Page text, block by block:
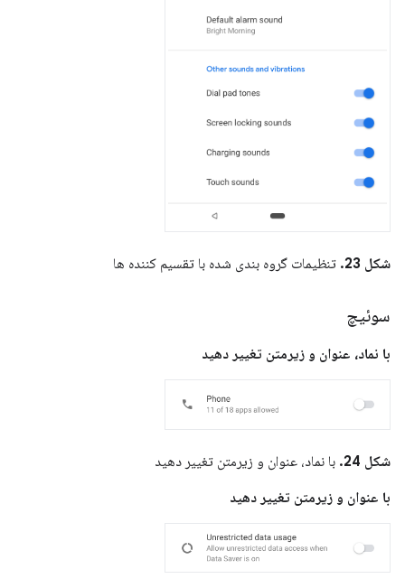
شکل 23. تنظیمات گروه بندی شده با تقسیم کننده ها
سوئیچ
با نماد، عنوان و زیرمتن تغییر دهید
شکل 24.
با نماد، عنوان و زیرمتن تغییر دهید
با عنوان و زیرمتن تغییر دهید